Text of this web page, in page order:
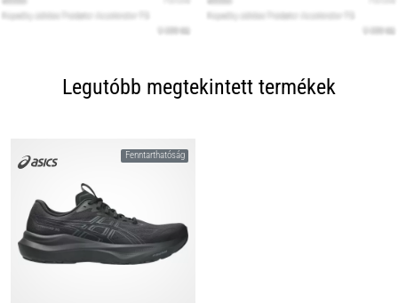
Legutóbb megtekintett termékek
Fenntarthatóság